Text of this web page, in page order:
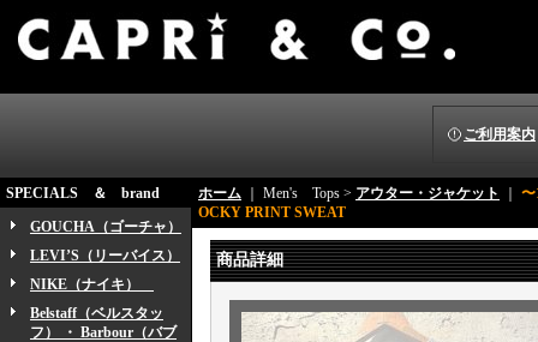
ご利用案内
SPECIALS ＆ brand
GOUCHA（ゴーチャ）
LEVI’S（リーバイス）
NIKE（ナイキ）
Belstaff（ベルスタッ
フ） ・ Barbour（バブ
ホーム ｜ Men's Tops > アウター・ジャケット
OCKY PRINT SWEAT
商品詳細